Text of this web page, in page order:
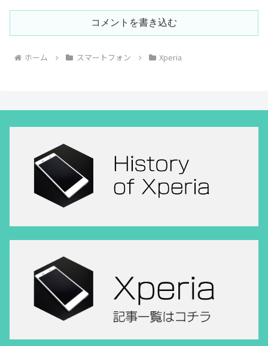
コメントを書き込む
ホーム スマートフォン Xperia